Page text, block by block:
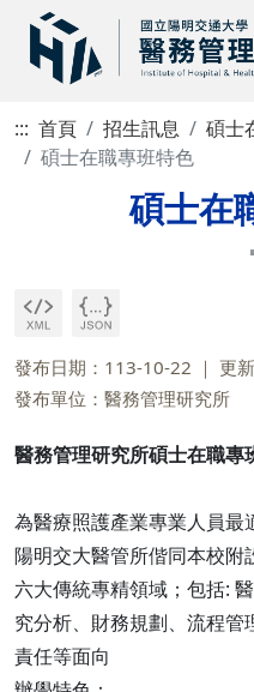
::: 首頁 招生訊息
碩士
碩士在職專班特色
碩士在
發布日期：113-10-22
更
發布單位：醫務管理研究所
醫務管理研究所碩士在職專
為醫療照護產業專業人員最
陽明交大醫管所偕同本校附
六大傳統專精領域；包括:
究分析、財務規劃、流程
責任等面向